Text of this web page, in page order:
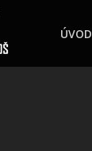
ÚVOD